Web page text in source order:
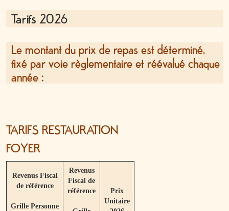
Tarifs 2026
Le montant du prix de repas est déterminé,
fixé par voie règlementaire et réévalué chaque
année :
TARIFS RESTAURATION
FOYER
Revenus Fiscal
de référence
Grille Personne
Revenus
Fiscal de
référence
Prix
Unitaire